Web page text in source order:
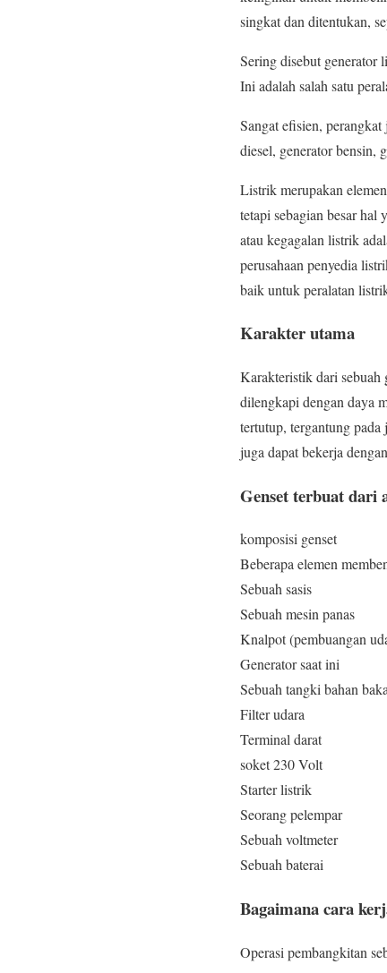
singkat dan ditentukan,
Sering disebut generator
Ini adalah salah satu
Sangat efisien,
diesel, generator bensin,
Listrik merupakan
tetapi sebagian besar
atau kegagalan listrik
perusahaan penyedia
baik untuk peralatan
Karakter utama
Karakteristik dari sebuah
dilengkapi dengan daya
tertutup, tergantung
juga dapat bekerja
Genset terbuat dari
komposisi genset
Beberapa elemen
Sebuah sasis
Sebuah mesin panas
Knalpot (pembuangan
Generator saat ini
Sebuah tangki bahan
Filter udara
Terminal darat
soket 230 Volt
Starter listrik
Seorang pelempar
Sebuah voltmeter
Sebuah baterai
Bagaimana cara
Operasi pembangkitan